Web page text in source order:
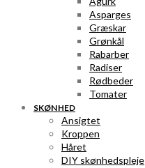
Asparges
Græskar
Grønkål
Rabarber
Radiser
Rødbeder
Tomater
SKØNHED
Ansigtet
Kroppen
Håret
DIY skønhedspleje